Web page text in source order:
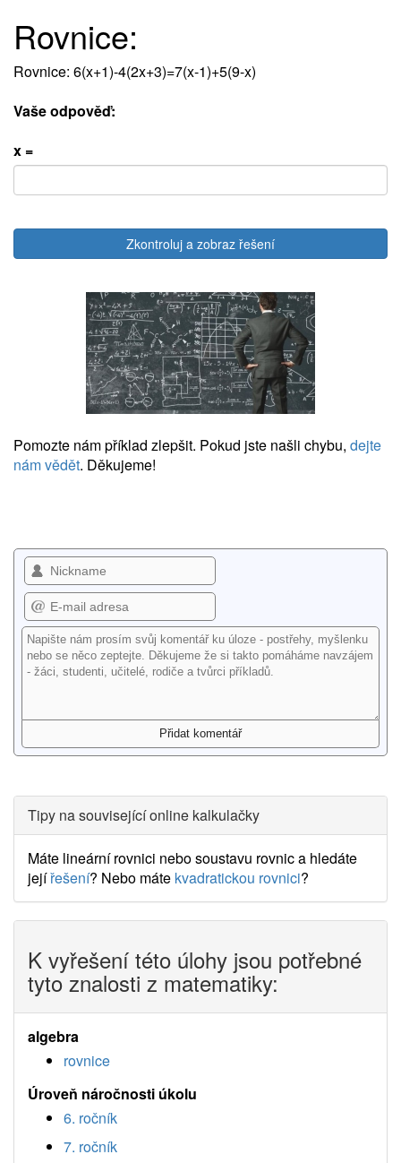
Rovnice:
Rovnice: 6(x+1)-4(2x+3)=7(x-1)+5(9-x)
Vaše odpověď:
x =
Zkontroluj a zobraz řešení
Pomozte nám příklad zlepšit. Pokud jste našli chybu, dejte
nám vědět. Děkujeme!
Tipy na související online kalkulačky
Máte lineární rovnici nebo soustavu rovnic a hledáte
jejířešení? Nebo máte kvadratickou rovnici?
K vyřešení této úlohy jsou potřebné
tyto znalosti z matematiky:
algebra
rovnice
Úroveň náročnosti úkolu
6. ročník
7. ročník